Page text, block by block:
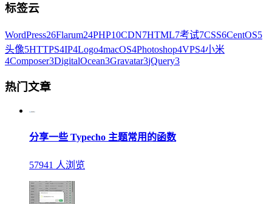
标签云
WordPress26Flarum24PHP10CDN7HTML7考试7CSS6CentOS5
头像5HTTPS4IP4Logo4macOS4Photoshop4VPS4小米
4Composer3DigitalOcean3Gravatar3jQuery3
热门文章
分享一些 Typecho 主题常用的函数
57941 人浏览